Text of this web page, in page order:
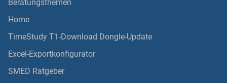
Beratungsthemen
Home
TimeStudy T1-Download Dongle-Update
Excel-Exportkonfigurator
SMED Ratgeber